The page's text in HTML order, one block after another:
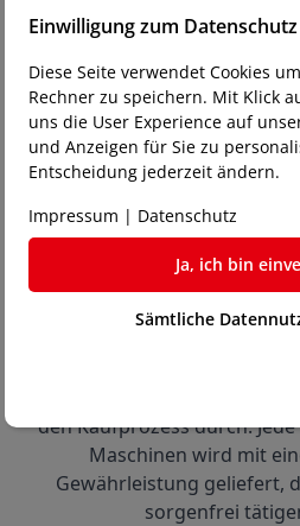
Unsere Experten
unterstützen Sie bei der
Maschine. Sie haben
Maschinen direkt bei uns
Ihre Dateien und
Maschinen in
3
den Kaufprozess durch.
Maschinen wird mit
Gewährleistung geliefert,
sorgenfrei
Einwilligung zum Datenschutz
Diese Seite verwendet Cookies
Rechner zu speichern. Mit Klick
uns die User Experience auf
und Anzeigen für Sie zu
Entscheidung jederzeit ändern.
Impressum | Datenschutz
Ja, ich bin
Sämtliche